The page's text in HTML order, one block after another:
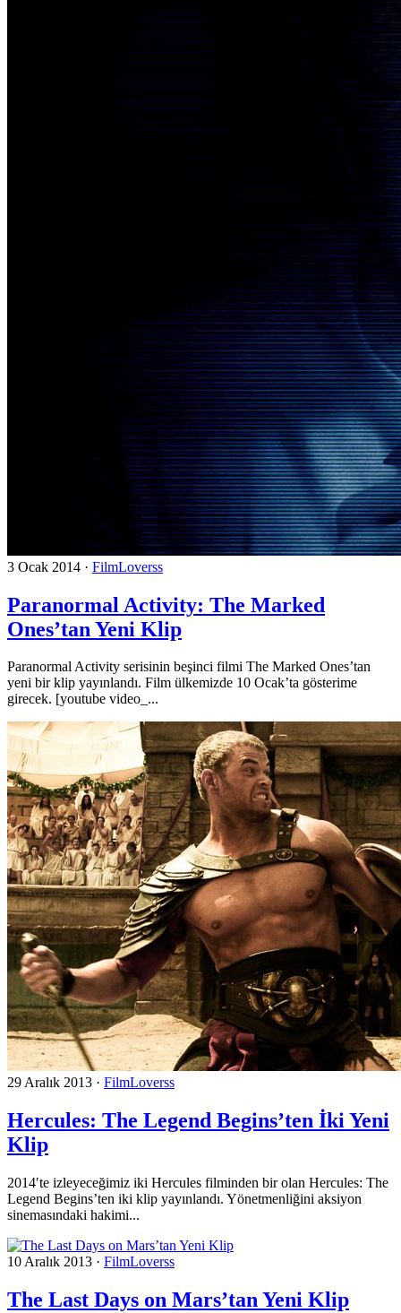
3 Ocak 2014 · FilmLoverss
Paranormal Activity: The Marked
Ones’tan Yeni Klip
Paranormal Activity serisinin beşinci filmi The Marked Ones’tan
yeni bir klip yayınlandı. Film ülkemizde 10 Ocak’ta gösterime
girecek. [youtube video_...
29 Aralık 2013 · FilmLoverss
Hercules: The Legend Begins’ten İki Yeni
Klip
2014′te izleyeceğimiz iki Hercules filminden bir olan Hercules: The
Legend Begins’ten iki klip yayınlandı. Yönetmenliğini aksiyon
sinemasındaki hakimi...
10 Aralık 2013 · FilmLoverss
The Last Days on Mars’tan Yeni Klip